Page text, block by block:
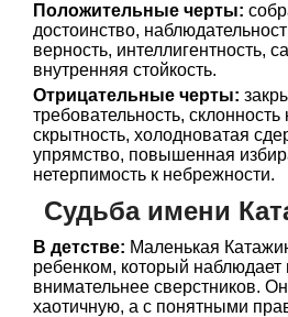
Положительные черты:
достоинство,
верность, интеллигентность,
внутренняя стойкость.
Отрицательные черты:
требовательность, склонность
скрытность, холодноватая
упрямство, повышенная
нетерпимость к небрежности.
Судьба имени
В детстве: Маленькая
ребенком, который наблюдает
внимательнее сверстников.
хаотичную, а с понятными